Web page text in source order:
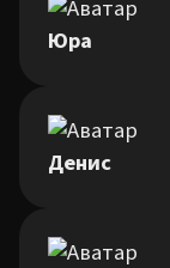
Юра
Денис